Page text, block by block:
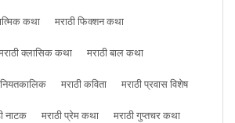
कथा
मराठी फिक्शन कथा
क्लासिक कथा
मराठी बाल कथा
नियतकालिक मराठी कविता
मराठी प्रवास विशेष
नाटक मराठी प्रेम कथा मराठी गुप्तचर कथा